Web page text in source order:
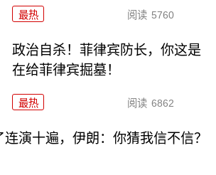
最热 阅读 5760
政治自杀！菲律宾防长，你这是
在给菲律宾掘墓！
最热 阅读 6862
演十遍，伊朗：你猜我信不信？